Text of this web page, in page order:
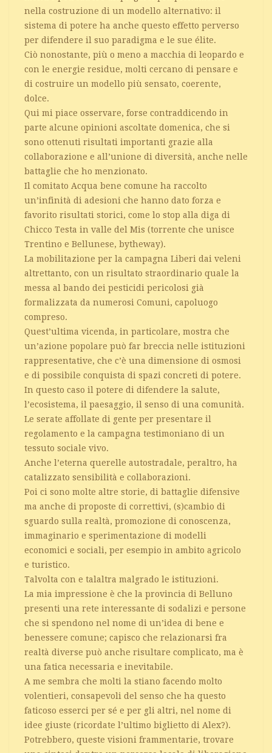
nella costruzione di un modello alternativo: il
sistema di potere ha anche questo effetto perverso
per difendere il suo paradigma e le sue élite.
Ciò nonostante, più o meno a macchia di leopardo e
con le energie residue, molti cercano di pensare e
di costruire un modello più sensato, coerente,
dolce.
Qui mi piace osservare, forse contraddicendo in
parte alcune opinioni ascoltate domenica, che si
sono ottenuti risultati importanti grazie alla
collaborazione e all’unione di diversità, anche nelle
battaglie che ho menzionato.
Il comitato Acqua bene comune ha raccolto
un’infinità di adesioni che hanno dato forza e
favorito risultati storici, come lo stop alla diga di
Chicco Testa in valle del Mis (torrente che unisce
Trentino e Bellunese, bytheway).
La mobilitazione per la campagna Liberi dai veleni
altrettanto, con un risultato straordinario quale la
messa al bando dei pesticidi pericolosi già
formalizzata da numerosi Comuni, capoluogo
compreso.
Quest’ultima vicenda, in particolare, mostra che
un’azione popolare può far breccia nelle istituzioni
rappresentative, che c’è una dimensione di osmosi
e di possibile conquista di spazi concreti di potere.
In questo caso il potere di difendere la salute,
l’ecosistema, il paesaggio, il senso di una comunità.
Le serate affollate di gente per presentare il
regolamento e la campagna testimoniano di un
tessuto sociale vivo.
Anche l’eterna querelle autostradale, peraltro, ha
catalizzato sensibilità e collaborazioni.
Poi ci sono molte altre storie, di battaglie difensive
ma anche di proposte di correttivi, (s)cambio di
sguardo sulla realtà, promozione di conoscenza,
immaginario e sperimentazione di modelli
economici e sociali, per esempio in ambito agricolo
e turistico.
Talvolta con e talaltra malgrado le istituzioni.
La mia impressione è che la provincia di Belluno
presenti una rete interessante di sodalizi e persone
che si spendono nel nome di un’idea di bene e
benessere comune; capisco che relazionarsi fra
realtà diverse può anche risultare complicato, ma è
una fatica necessaria e inevitabile.
A me sembra che molti la stiano facendo molto
volentieri, consapevoli del senso che ha questo
faticoso esserci per sé e per gli altri, nel nome di
idee giuste (ricordate l’ultimo biglietto di Alex?).
Potrebbero, queste visioni frammentarie, trovare